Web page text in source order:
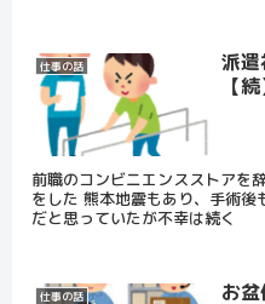
仕事の話
派遣
【
前職のコンビニエンスストアを
をした 熊本地震もあり、手術
だと思っていたが不幸は続く
仕事の話
お